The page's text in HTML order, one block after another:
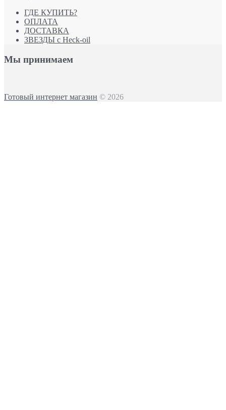
ГДЕ КУПИТЬ?
ОПЛАТА
ДОСТАВКА
ЗВЕЗДЫ с Heck-oil
Мы принимаем
Готовый интернет магазин © 2026